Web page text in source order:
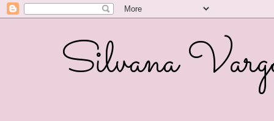
Silvana